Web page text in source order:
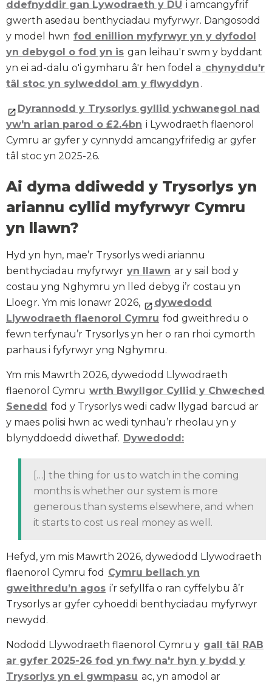
ddefnyddir gan Lywodraeth y DU i amcangyfrif
gwerth asedau benthyciadau myfyrwyr. Dangosodd
y model hwn fod enillion myfyrwyr yn y dyfodol
yn debygol o fod yn is gan leihau'r swm y byddant
yn ei ad-dalu o'i gymharu â'r hen fodel a chynyddu'r
tâl stoc yn sylweddol am y flwyddyn .
Dyrannodd y Trysorlys gyllid ychwanegol nad
yw'n arian parod o £2.4bn i Lywodraeth flaenorol
Cymru ar gyfer y cynnydd amcangyfrifedig ar gyfer
tâl stoc yn 2025-26.
Ai dyma ddiwedd y Trysorlys yn
ariannu cyllid myfyrwyr Cymru
yn llawn?
Hyd yn hyn, mae’r Trysorlys wedi ariannu
benthyciadau myfyrwyr yn llawn ar y sail bod y
costau yng Nghymru yn lled debyg i’r costau yn
Lloegr. Ym mis Ionawr 2026,
dywedodd
Llywodraeth flaenorol Cymru fod gweithredu o
fewn terfynau’r Trysorlys yn her o ran rhoi cymorth
parhaus i fyfyrwyr yng Nghymru.
Ym mis Mawrth 2026, dywedodd Llywodraeth
flaenorol Cymru wrth Bwyllgor Cyllid y Chweched
Senedd fod y Trysorlys wedi cadw llygad barcud ar
y maes polisi hwn ac wedi tynhau’r rheolau yn y
blynyddoedd diwethaf. Dywedodd:
[…] the thing for us to watch in the coming
months is whether our system is more
generous than systems elsewhere, and when
it starts to cost us real money as well.
Hefyd, ym mis Mawrth 2026, dywedodd Llywodraeth
flaenorol Cymru fod Cymru bellach yn
gweithredu’n agos i’r sefyllfa o ran cyffelybu â’r
Trysorlys ar gyfer cyhoeddi benthyciadau myfyrwyr
newydd.
Nododd Llywodraeth flaenorol Cymru y gall tâl RAB
ar gyfer 2025-26 fod yn fwy na'r hyn y bydd y
Trysorlys yn ei gwmpasu ac, yn amodol ar